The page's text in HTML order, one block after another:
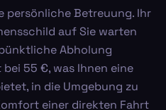
persönliche Betreuung. Ihr
auf Sie warten
Abholung
55 €, was Ihnen eine
in die Umgebung zu
einer direkten Fahrt